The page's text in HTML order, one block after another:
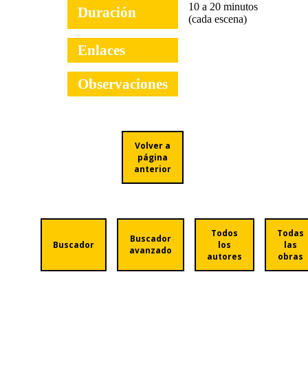
Duración
10 a 20 minutos
(cada escena)
Enlaces
Observaciones
Volver a
página
anterior
Buscador
Buscador
avanzado
Todos
los
autores
Todas
las
obras